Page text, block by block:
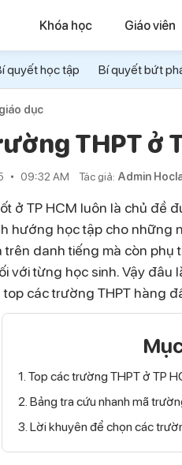
Khóa học Giáo viên
quyết học tập Bí quyết bứt
dục
THPT ở
09:32 AM Tác giả: Admin
ở TP HCM luôn là chủ đề
hướng học tập cho những
danh tiếng mà còn
với từng học sinh. Vậy đâu
top các trường THPT hàng
1. Top các trường THPT ở TP
2. Bảng tra cứu nhanh mã
3. Lời khuyên để chọn các